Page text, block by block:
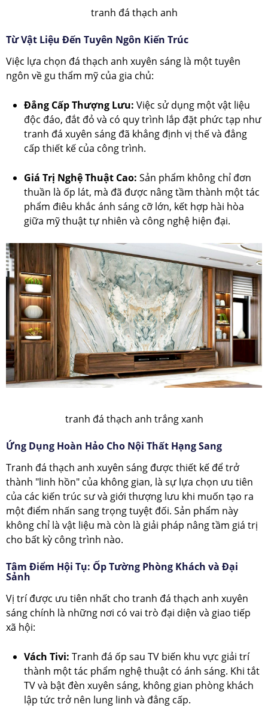
tranh đá thạch anh
Từ Vật Liệu Đến Tuyên Ngôn Kiến Trúc
Việc lựa chọn đá thạch anh xuyên sáng là một tuyên
ngôn về gu thẩm mỹ của gia chủ:
Đẳng Cấp Thượng Lưu: Việc sử dụng một vật liệu
độc đáo, đắt đỏ và có quy trình lắp đặt phức tạp như
tranh đá xuyên sáng đã khẳng định vị thế và đẳng
cấp thiết kế của công trình.
Giá Trị Nghệ Thuật Cao: Sản phẩm không chỉ đơn
thuần là ốp lát, mà đã được nâng tầm thành một tác
phẩm điêu khắc ánh sáng cỡ lớn, kết hợp hài hòa
giữa mỹ thuật tự nhiên và công nghệ hiện đại.
tranh đá thạch anh trắng xanh
Ứng Dụng Hoàn Hảo Cho Nội Thất Hạng Sang
Tranh đá thạch anh xuyên sáng được thiết kế để trở
thành "linh hồn" của không gian, là sự lựa chọn ưu tiên
của các kiến trúc sư và giới thượng lưu khi muốn tạo ra
một điểm nhấn sang trọng tuyệt đối. Sản phẩm này
không chỉ là vật liệu mà còn là giải pháp nâng tầm giá trị
cho bất kỳ công trình nào.
Tâm Điểm Hội Tụ: Ốp Tường Phòng Khách và Đại
Sảnh
Vị trí được ưu tiên nhất cho tranh đá thạch anh xuyên
sáng chính là những nơi có vai trò đại diện và giao tiếp
xã hội:
Vách Tivi: Tranh đá ốp sau TV biến khu vực giải trí
thành một tác phẩm nghệ thuật có ánh sáng. Khi tắt
TV và bật đèn xuyên sáng, không gian phòng khách
lập tức trở nên lung linh và đẳng cấp.